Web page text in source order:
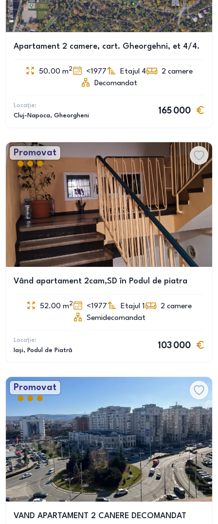
Apartament 2 camere, cart. Gheorgehni, et 4/4.
50.00 m2 <1977 Etajul 4 2 camere
Decomandat
Locație:
Cluj-Napoca, Gheorgheni
165 000
Promovat
Vând apartament 2cam,SD în Podul de piatra
52.00 m2 <1977 Etajul 1 2 camere
Semidecomandat
Locație:
Iași, Podul de Piatră
103 000
Promovat
VAND APARTAMENT 2 CANERE DECOMANDAT